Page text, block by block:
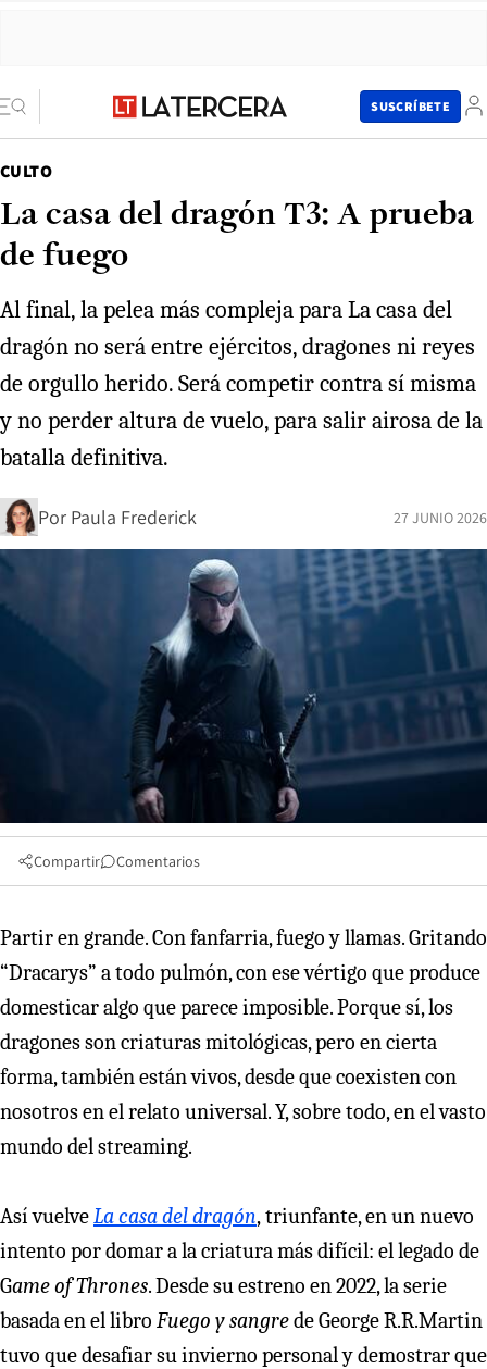
SUSCRÍBETE
CULTO
La casa del dragón T3: A prueba
de fuego
Al final, la pelea más compleja para La casa del
dragón no será entre ejércitos, dragones ni reyes
de orgullo herido. Será competir contra sí misma
y no perder altura de vuelo, para salir airosa de la
batalla definitiva.
Por Paula Frederick 27 JUNIO 2026
Compartir Comentarios
Partir en grande. Con fanfarria, fuego y llamas. Gritando
“Dracarys” a todo pulmón, con ese vértigo que produce
domesticar algo que parece imposible. Porque sí, los
dragones son criaturas mitológicas, pero en cierta
forma, también están vivos, desde que coexisten con
nosotros en el relato universal. Y, sobre todo, en el vasto
mundo del streaming.
Así vuelveLa casa del dragón,triunfante, en un nuevo
intento por domar a la criatura más difícil: el legado de
Game of Thrones. Desde su estreno en 2022, la serie
basada en el libro Fuego y sangrede George R.R.Martin
tuvo que desafiar su invierno personal y demostrar que